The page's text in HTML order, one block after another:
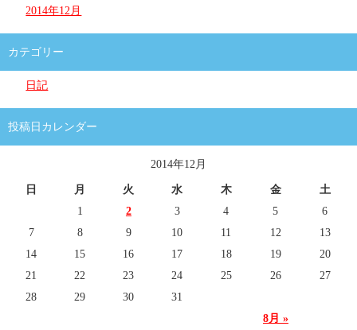
2014年12月
カテゴリー
日記
投稿日カレンダー
2014年12月
日 月 火 水 木 金 土
8月 »
1 2 3 4 5
6
7
8 9 10 11 12
13
14
15 16 17 18 19
20
21
22 23 24 25 26
27
28
29 30 31